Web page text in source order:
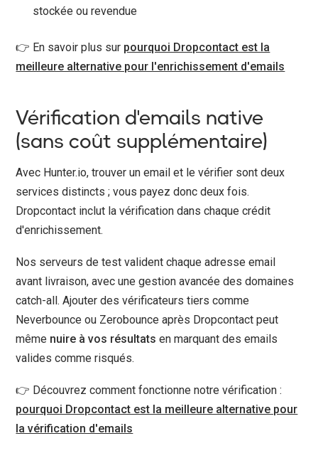
stockée ou revendue
👉 En savoir plus sur pourquoi Dropcontact est la
meilleure alternative pour l'enrichissement d'emails
Vérification d'emails native
(sans coût supplémentaire)
Avec Hunter.io, trouver un email et le vérifier sont deux
services distincts ; vous payez donc deux fois.
Dropcontact inclut la vérification dans chaque crédit
d'enrichissement.
Nos serveurs de test valident chaque adresse email
avant livraison, avec une gestion avancée des domaines
catch-all. Ajouter des vérificateurs tiers comme
Neverbounce ou Zerobounce après Dropcontact peut
même nuire à vos résultats en marquant des emails
valides comme risqués.
👉 Découvrez comment fonctionne notre vérification :
pourquoi Dropcontact est la meilleure alternative pour
la vérification d'emails